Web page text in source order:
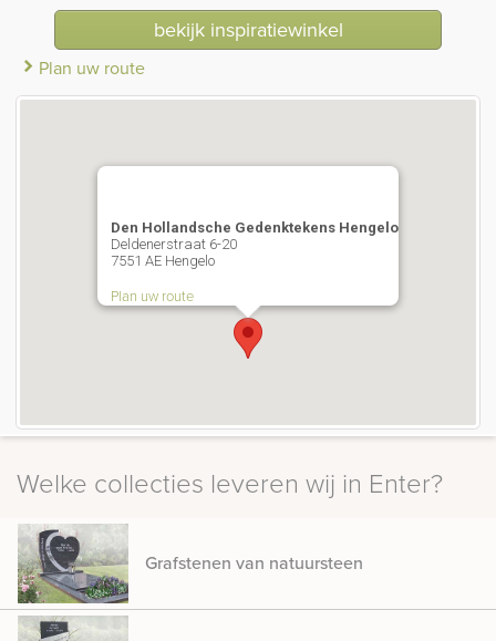
bekijk inspiratiewinkel
Plan uw route
Den Hollandsche Gedenktekens Hengelo
Deldenerstraat 6-20
7551 AE Hengelo
Plan uw route
Welke collecties leveren wij in Enter?
Grafstenen van natuursteen